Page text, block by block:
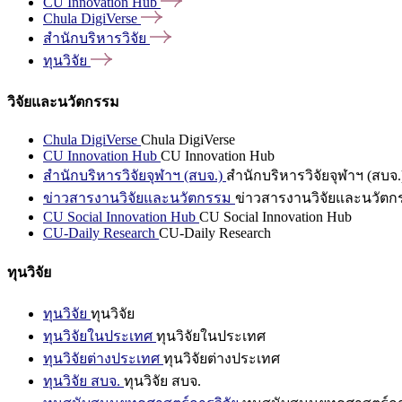
Chula DigiVerse
สำนักบริหารวิจัย
ทุนวิจัย
วิจัยและนวัตกรรม
Chula DigiVerse Chula DigiVerse
CU Innovation Hub CU Innovation Hub
สำนักบริหารวิจัยจุฬาฯ (สบจ.) สำนักบริหารวิจัยจุฬาฯ (สบจ
ข่าวสารงานวิจัยและนวัตกรรม ข่าวสารงานวิจัยและนวัตก
CU Social Innovation Hub CU Social Innovation Hub
CU-Daily Research CU-Daily Research
ทุนวิจัย
ทุนวิจัย ทุนวิจัย
ทุนวิจัยในประเทศ ทุนวิจัยในประเทศ
ทุนวิจัยต่างประเทศ ทุนวิจัยต่างประเทศ
ทุนวิจัย สบจ. ทุนวิจัย สบจ.